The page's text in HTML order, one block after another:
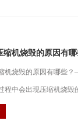
缩机烧毁的原因有
机烧毁的原因有哪些
程中会出现压缩机烧毁